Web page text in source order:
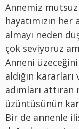
Annemiz
hayatımızın
almayı neden
çok seviyoruz
Anneni
aldığın kararları
adımları
üzüntüsünün
Bir de annenle